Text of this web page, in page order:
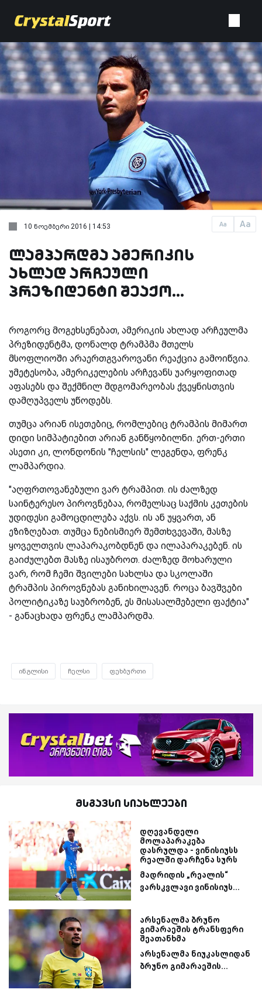
Aa Aa
10 ნოემბერი 2016 | 14:53
ლამპარდმა ამერიკის
ახლად არჩეული
პრეზიდენტი შეაქო...
როგორც მოგეხსენებათ, ამერიკის ახლად არჩეულმა
პრეზიდენტმა, დონალდ ტრამპმა მთელს
მსოფლიოში არაერთგვაროვანი რეაქცია გამოიწვია.
უმეტესობა, ამერიკელების არჩევანს უარყოფითად
აფასებს და შექმნილ მდგომარეობას ქვეყნისთვის
დამღუპველს უწოდებს.
თუმცა არიან ისეთებიც, რომლებიც ტრამპის მიმართ
დიდი სიმპატიებით არიან განწყობილნი. ერთ-ერთი
ასეთი კი, ლონდონის "ჩელსის" ლეგენდა, ფრენკ
ლამპარდია.
"აღფრთოვანებული ვარ ტრამპით. ის ძალზედ
საინტერესო პიროვნებაა, რომელსაც საქმის კეთების
უდიდესი გამოცდილება აქვს. ის ან უყვართ, ან
ეზიზღებათ. თუმცა ნებისმიერ შემთხვევაში, მასზე
ყოველთვის ლაპარაკობდნენ და ილაპარაკებენ. ის
გაიძულებთ მასზე ისაუბროთ. ძალზედ მოხარული
ვარ, რომ ჩემი შვილები სახლსა და სკოლაში
ტრამპის პიროვნებას განიხილავენ. როცა ბავშვები
პოლიტიკაზე საუბრობენ, ეს მისასალმებელი ფაქტია"
- განაცხადა ფრენკ ლამპარდმა.
ინგლისი ჩელსი ფეხბურთი
მსგავსი სიახლეები
დღევანდელი
მოლაპარაკება
დასრულდა - ვინისიუსს
რეალში დარჩენა სურს
მადრიდის „რეალის“
ვარსკვლავი ვინისიუს...
არსენალმა ბრუნო
გიმარაეშის ტრანსფერი
შეათანხმა
არსენალმა ნიუკასლიდან
ბრუნო გიმარაეშის...